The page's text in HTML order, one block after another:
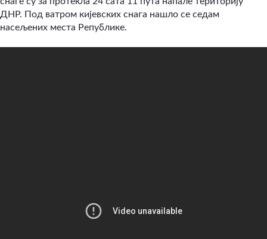
ДНР. Под ватром кијевских снага нашло се седам
насељених места Републике.